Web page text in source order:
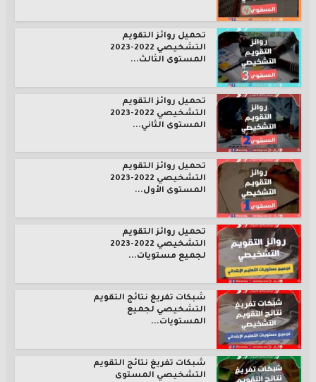
تحميل روائز التقويم
التشخيصي 2022-2023
المستوى الثالث...
تحميل روائز التقويم
التشخيصي 2022-2023
المستوى الثاني...
تحميل روائز التقويم
التشخيصي 2022-2023
المستوى الأول...
تحميل روائز التقويم
التشخيصي 2022-2023
لجميع مستويات...
شبكات تفريغ نتائج التقويم
التشخيصي لجميع
المستويات...
شبكات تفريغ نتائج التقويم
التشخيصي المستوى